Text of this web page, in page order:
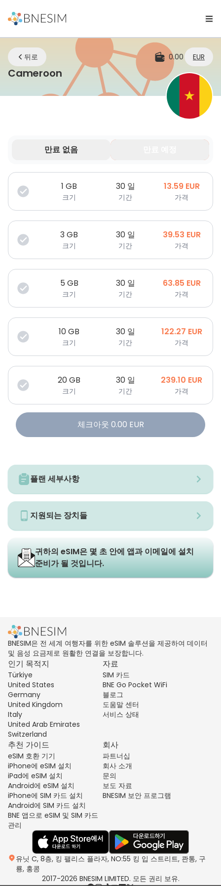
뒤로 0.00 EUR
CamerooneSIM | 어디에 있든 연결 유지
만료 없음
데이터는 제한된 기간 동안만 유효합니다.
1 GB
크기
30 일
기간
13.59 EUR
가격
3GB
크기
30 일
기간
39.53 EUR
가격
5 GB
크기
30 일
기간
63.85 EUR
가격
10GB
크기
30 일
기간
122.27 EUR
가격
20GB
크기
30 일
기간
239.10 EUR
가격
체크아웃 0.00 EUR
플랜 세부사항
지원되는 장치들
귀하의 eSIM은 몇 초 안에 앱과 이메일에 설치
준비가 될 것입니다.
BNESIM은 전 세계 여행자를 위한 eSIM 솔루션을 제공하여 데이터
및 음성 요금제로 원활한 연결을 보장합니다.
인기 목적지
Türkiye
United States
Germany
United Kingdom
Italy
United Arab Emirates
Switzerland
자료
SIM 카드
BNE Go Pocket WiFi
블로그
도움말 센터
서비스 상태
추천 가이드
eSIM 호환 기기
iPhone에 eSIM 설치
iPad에 eSIM 설치
Android에 eSIM 설치
iPhone에 SIM 카드 설치
Android에 SIM 카드 설치
BNE 앱으로 eSIM 및 SIM 카드
관리
회사
파트너십
회사 소개
문의
보도 자료
BNESIM 보안 프로그램
유닛 C, 8층, 킹 팰리스 플라자, NO:55 킹 입 스트리트, 콴통, 구
룡, 홍콩
2017-2026 BNESIM LIMITED. 모든 권리 보유.